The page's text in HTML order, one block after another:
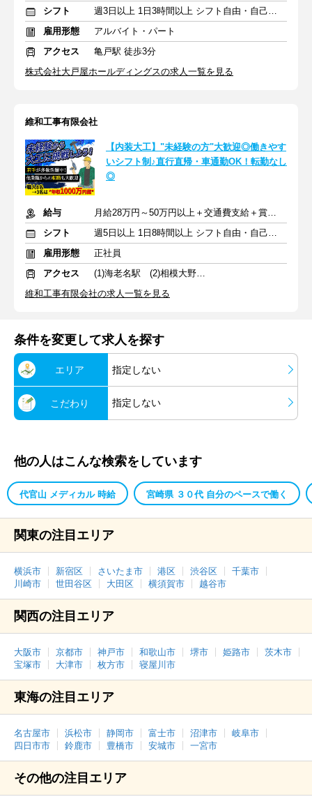
シフト
週3日以上 1日3時間以上 シフト自由・自己申告
雇用形態
アルバイト・パート
アクセス
亀戸駅 徒歩3分
株式会社大戸屋ホールディングスの求人一覧を見る
維和工事有限会社
【内装大工】"未経験の方"大歓迎◎働きやす
いシフト制♪直行直帰・車通勤OK！転勤なし
◎
給与
月給28万円～50万円以上＋交通費支給＋賞与年2回（7月・12月）
シフト
週5日以上 1日8時間以上 シフト自由・自己申告
雇用形態
正社員
アクセス
(1)海老名駅 (2)相模大野駅 (3)大和駅
維和工事有限会社の求人一覧を見る
条件を変更して求人を探す
エリア 指定しない
こだわり 指定しない
他の人はこんな検索をしています
代官山 メディカル 時給 宮崎県 ３０代 自分のペースで働く
関東の注目エリア
横浜市 新宿区 さいたま市 港区 渋谷区
千葉市
川崎市
世田谷区 大田区 横須賀市 越谷市
関西の注目エリア
大阪市 京都市 神戸市 和歌山市 堺市 姫路市
茨木市
宝塚市
大津市 枚方市 寝屋川市
東海の注目エリア
名古屋市 浜松市 静岡市 富士市 沼津市
岐阜市
四日市市
鈴鹿市 豊橋市 安城市 一宮市
その他の注目エリア